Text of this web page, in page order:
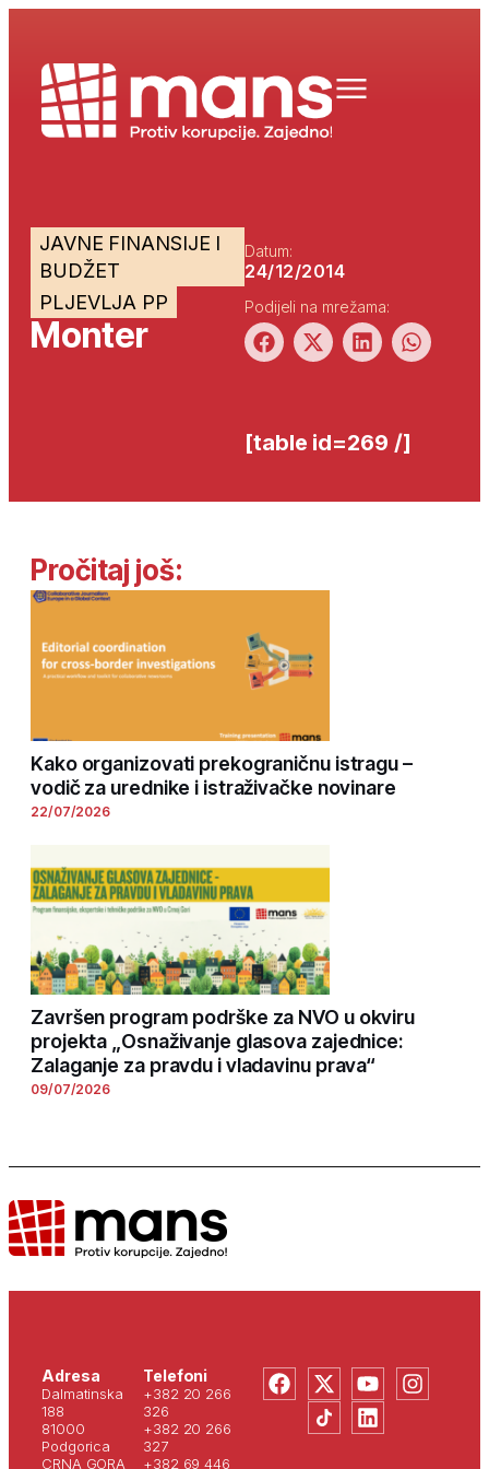
JAVNE FINANSIJE I
BUDŽET
PLJEVLJA PP
Monter
Datum:
24/12/2014
Podijeli na mrežama:
[table id=269 /]
Pročitaj još:
Kako organizovati prekograničnu istragu –
vodič za urednike i istraživačke novinare
22/07/2026
Završen program podrške za NVO u okviru
projekta „Osnaživanje glasova zajednice:
Zalaganje za pravdu i vladavinu prava“
09/07/2026
Adresa
Dalmatinska
188
81000
Podgorica
CRNA GORA
Telefoni
+382 20 266
326
+382 20 266
327
+382 69 446